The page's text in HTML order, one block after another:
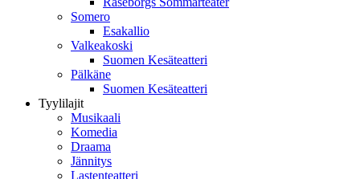
Somero
Esakallio
Valkeakoski
Suomen Kesäteatteri
Pälkäne
Suomen Kesäteatteri
Tyylilajit
Musikaali
Komedia
Draama
Jännitys
Lastenteatteri